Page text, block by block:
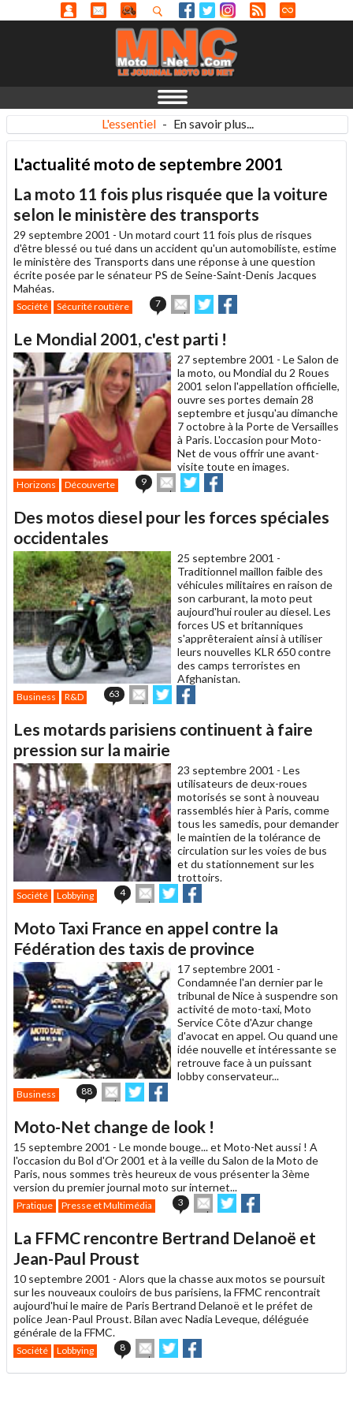
L'essentiel - En savoir plus...
L'actualité moto de septembre 2001
La moto 11 fois plus risquée que la voiture
selon le ministère des transports
29 septembre 2001 - Un motard court 11 fois plus de risques
d'être blessé ou tué dans un accident qu'un automobiliste, estime
le ministère des Transports dans une réponse à une question
écrite posée par le sénateur PS de Seine-Saint-Denis Jacques
Mahéas.
Société Sécurité routière 7
Envoyer
cet
à
un
ami
Partager
sur sur
Le Mondial 2001, c'est parti !
27 septembre 2001 - Le Salon de
la moto, ou Mondial du 2 Roues
2001 selon l'appellation officielle,
ouvre ses portes demain 28
septembre et jusqu'au dimanche
7 octobre à la Porte de Versailles
à Paris. L'occasion pour Moto-
Net de vous offrir une avant-
visite toute en images.
Horizons Découverte 9
Envoyer
cet
à
Partager
sur sur
Des motos diesel pour les forces spéciales
occidentales
25 septembre 2001 -
Traditionnel maillon faible des
véhicules militaires en raison de
son carburant, la moto peut
aujourd'hui rouler au diesel. Les
forces US et britanniques
s'apprêteraient ainsi à utiliser
leurs nouvelles KLR 650 contre
des camps terroristes en
Afghanistan.
Business R&D 63
Envoyer
cet
à
un
ami
Partager
sur sur
Les motards parisiens continuent à faire
pression sur la mairie
23 septembre 2001 - Les
utilisateurs de deux-roues
motorisés se sont à nouveau
rassemblés hier à Paris, comme
tous les samedis, pour demander
le maintien de la tolérance de
circulation sur les voies de bus
et du stationnement sur les
trottoirs.
Société Lobbying 4
Envoyer
cet
à
un
ami
Partager
sur sur
Moto Taxi France en appel contre la
Fédération des taxis de province
17 septembre 2001 -
Condamnée l'an dernier par le
tribunal de Nice à suspendre son
activité de moto-taxi, Moto
Service Côte d'Azur change
d'avocat en appel. Ou quand une
idée nouvelle et intéressante se
retrouve face à un puissant
lobby conservateur...
Business 88
Envoyer
cet
à
un
ami
Partager
sur sur
Moto-Net change de look !
15 septembre 2001 - Le monde bouge... et Moto-Net aussi ! A
l'occasion du Bol d'Or 2001 et à la veille du Salon de la Moto de
Paris, nous sommes très heureux de vous présenter la 3ème
version du premier journal moto sur internet...
Pratique Presse et Multimédia 3
Envoyer
cet
à
Partager
sur sur
La FFMC rencontre Bertrand Delanoë et
Jean-Paul Proust
10 septembre 2001 - Alors que la chasse aux motos se poursuit
sur les nouveaux couloirs de bus parisiens, la FFMC rencontrait
aujourd'hui le maire de Paris Bertrand Delanoë et le préfet de
police Jean-Paul Proust. Bilan avec Nadia Leveque, déléguée
générale de la FFMC.
Société Lobbying 8
Envoyer
cet
article
Partager
sur
Twitter
sur
Facebook